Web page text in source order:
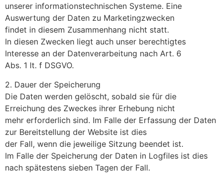
unserer informationstechnischen Systeme. Eine
Auswertung der Daten zu Marketingzwecken
findet in diesem Zusammenhang nicht statt.
In diesen Zwecken liegt auch unser berechtigtes
Interesse an der Datenverarbeitung nach Art. 6
Abs. 1 lt. f DSGVO.
2. Dauer der Speicherung
Die Daten werden gelöscht, sobald sie für die
Erreichung des Zweckes ihrer Erhebung nicht
mehr erforderlich sind. Im Falle der Erfassung der Daten
zur Bereitstellung der Website ist dies
der Fall, wenn die jeweilige Sitzung beendet ist.
Im Falle der Speicherung der Daten in Logfiles ist dies
nach spätestens sieben Tagen der Fall.